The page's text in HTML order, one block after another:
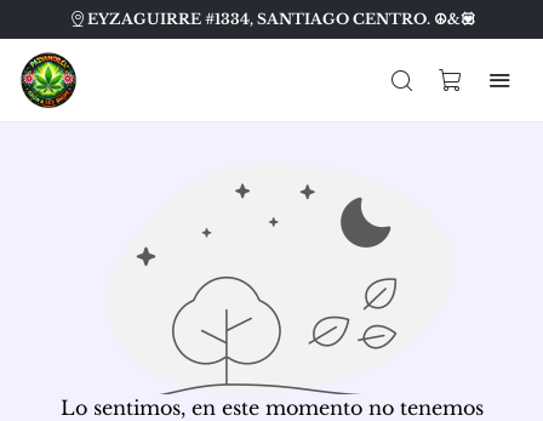
EYZAGUIRRE #1334, SANTIAGO CENTRO. ☮️&💟
Lo sentimos, en este momento no tenemos